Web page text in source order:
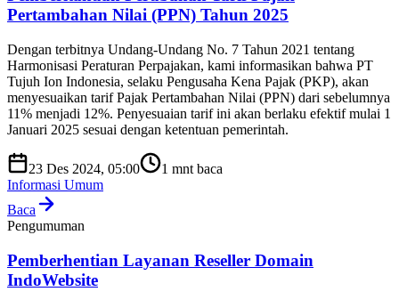
Pertambahan Nilai (PPN) Tahun 2025
Dengan terbitnya Undang-Undang No. 7 Tahun 2021 tentang
Harmonisasi Peraturan Perpajakan, kami informasikan bahwa PT
Tujuh Ion Indonesia, selaku Pengusaha Kena Pajak (PKP), akan
menyesuaikan tarif Pajak Pertambahan Nilai (PPN) dari sebelumnya
11% menjadi 12%. Penyesuaian tarif ini akan berlaku efektif mulai 1
Januari 2025 sesuai dengan ketentuan pemerintah.
23 Des 2024, 05:00 1 mnt baca
Informasi Umum
Baca
Pengumuman
Pemberhentian Layanan Reseller Domain
IndoWebsite